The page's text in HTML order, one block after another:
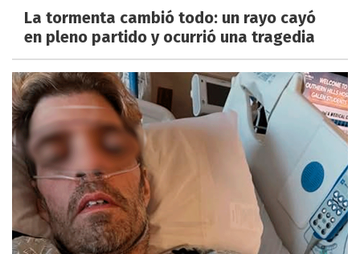
La tormenta cambió todo: un rayo cayó
en pleno partido y ocurrió una tragedia